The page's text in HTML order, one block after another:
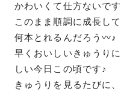
かわいくて仕方ないで
このまま順調に成長し
何本とれるんだろう〰♪
早くおいしいきゅうり
しい今日この頃です♪
きゅうりを見るたびに